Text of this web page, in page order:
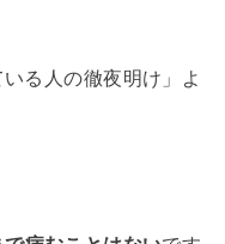
る人の徹夜明け」よ